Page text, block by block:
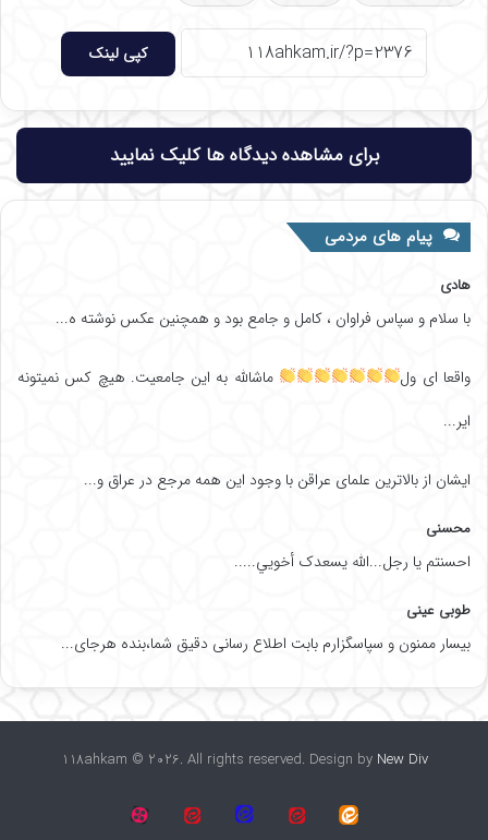
کپی لینک
برای مشاهده دیدگاه ها کلیک نمایید
پیام های مردمی
هادی
با سلام و سپاس فراوان ، کامل و جامع بود و همچنین عکس نوشته ه...
واقعا ای ول
ماشالله به این جامعیت. هیچ کس نمیتونه
ایر...
ایشان از بالاترین علمای عراقن با وجود این همه مرجع در عراق و...
محسنی
احسنتم یا رجل...الله یسعدک أخويي.....
طوبی عینی
بیسار ممنون و سپاسگزارم بابت اطلاع رسانی دقیق شما،بنده هرجای...
118ahkam © 2026. All rights reserved. Design by New Div
118 آپارات گروه گروه